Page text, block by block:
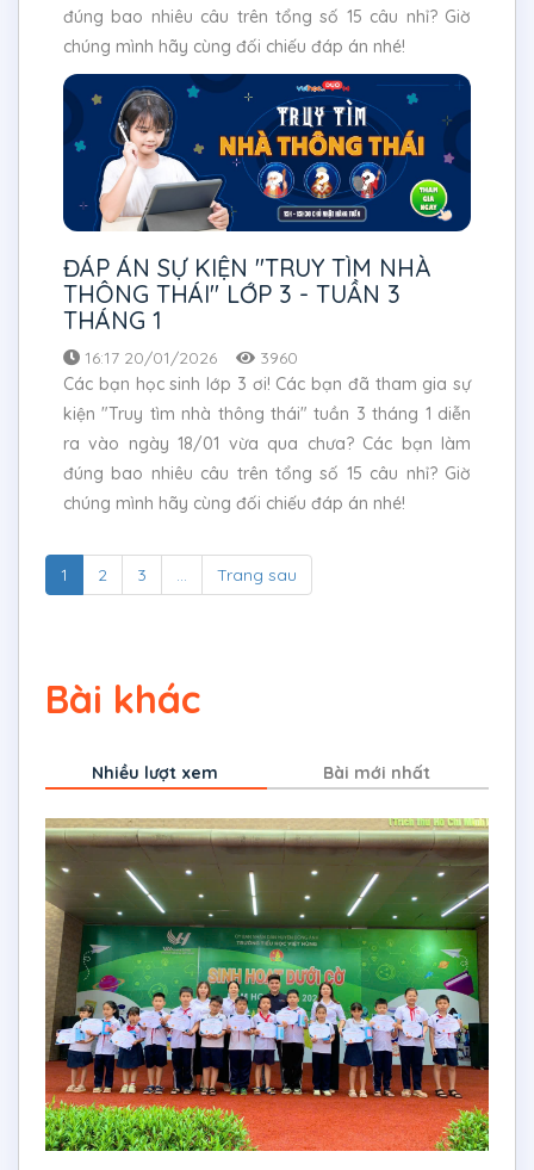
đúng bao nhiêu câu trên tổng số 15 câu nhỉ? Giờ
chúng mình hãy cùng đối chiếu đáp án nhé!
ĐÁP ÁN SỰ KIỆN "TRUY TÌM NHÀ
THÔNG THÁI" LỚP 3 - TUẦN 3
THÁNG 1
16:17 20/01/2026
3960
Các bạn học sinh lớp 3 ơi! Các bạn đã tham gia sự
kiện "Truy tìm nhà thông thái" tuần 3 tháng 1 diễn
ra vào ngày 18/01 vừa qua chưa? Các bạn làm
đúng bao nhiêu câu trên tổng số 15 câu nhỉ? Giờ
chúng mình hãy cùng đối chiếu đáp án nhé!
1 2 3 ... Trang sau
Bài khác
Nhiều lượt xem Bài mới nhất